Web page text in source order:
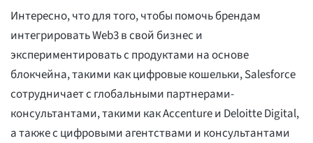
Интересно, что для того, чтобы помочь брендам
интегрировать Web3 в свой бизнес и
экспериментировать с продуктами на основе
блокчейна, такими как цифровые кошельки, Salesforce
сотрудничает с глобальными партнерами-
консультантами, такими как Accenture и Deloitte Digital,
а также с цифровыми агентствами и консультантами